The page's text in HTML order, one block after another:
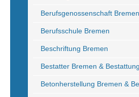
Berufsgenossenschaft Bremen
Berufsschule Bremen
Beschriftung Bremen
Bestatter Bremen &
Betonherstellung Bremen &